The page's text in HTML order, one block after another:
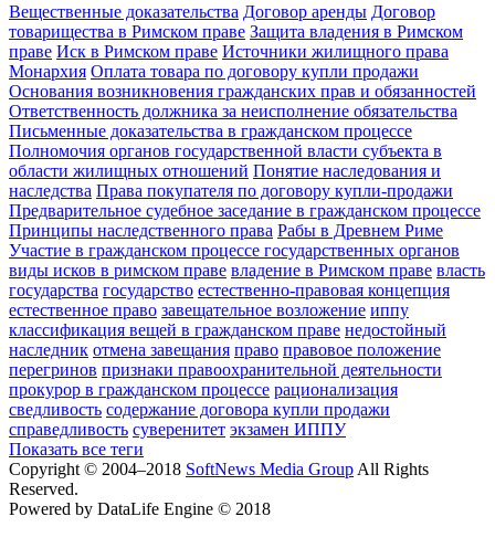
Вещественные доказательства Договор аренды Договор
товарищества в Римском праве Защита владения в Римском
праве Иск в Римском праве Источники жилищного права
Монархия Оплата товара по договору купли продажи
Основания возникновения гражданских прав и обязанностей
Ответственность должника за неисполнение обязательства
Письменные доказательства в гражданском процессе
Полномочия органов государственной власти субъекта в
области жилищных отношений Понятие наследования и
наследства Права покупателя по договору купли-продажи
Предварительное судебное заседание в гражданском процессе
Принципы наследственного права Рабы в Древнем Риме
Участие в гражданском процессе государственных органов
виды исков в римском праве владение в Римском праве власть
государства государство естественно-правовая концепция
естественное право завещательное возложение иппу
классификация вещей в гражданском праве недостойный
наследник отмена завещания право правовое положение
перегринов признаки правоохранительной деятельности
прокурор в гражданском процессе рационализация
сведливость содержание договора купли продажи
справедливость суверенитет экзамен ИППУ
Показать все теги
Copyright © 2004–2018 SoftNews Media Group All Rights
Reserved.
Powered by DataLife Engine © 2018